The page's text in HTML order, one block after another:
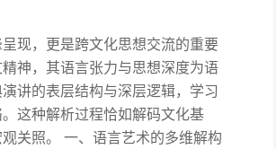
现，更是跨文化思想交流的重要
神，其语言张力与思想深度为语
讲的表层结构与深层逻辑，学习
这种解析过程恰如解码文化基
关照。 一、语言艺术的多维解构